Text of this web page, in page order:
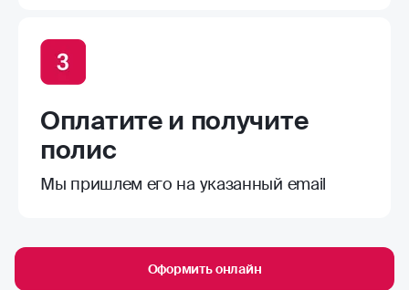
Оплатите и получите
полис
Мы пришлем его на указанный email
Оформить онлайн